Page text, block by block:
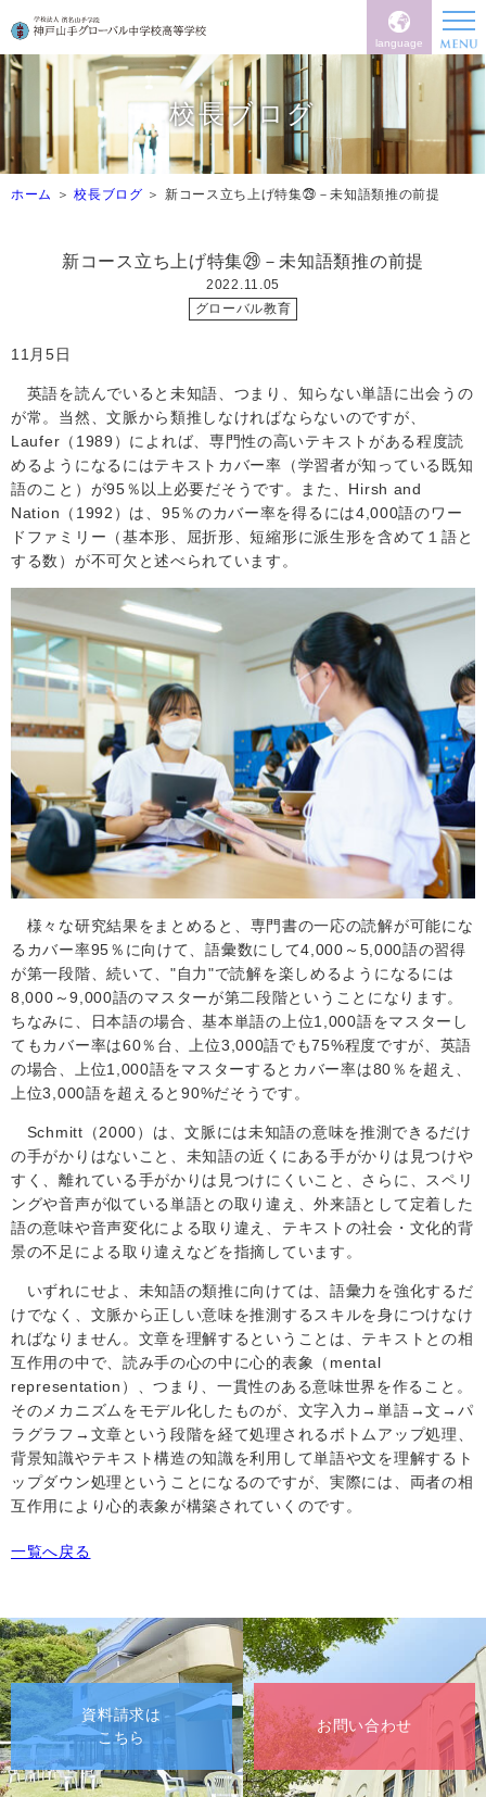
language
校長ブログ
ホーム 校長ブログ 新コース立ち上げ特集㉙－未知語類推の前提
新コース立ち上げ特集㉙－未知語類推の前提
2022.11.05
グローバル教育
11月5日
英語を読んでいると未知語、つまり、知らない単語に出会うの
が常。当然、文脈から類推しなければならないのですが、
Laufer （ 1989 ）によれば、専門性の高いテキストがある程度読
めるようになるにはテキストカバー率（学習者が知っている既知
語のこと）が95％以上必要だそうです。また、 Hirsh and
Nation （ 1992 ）は、 95％のカバー率を得るには4,000語のワー
ドファミリー（基本形、屈折形、短縮形に派生形を含めて１語と
する数）が不可欠と述べられています。
様々な研究結果をまとめると、専門書の一応の読解が可能にな
るカバー率95％に向けて、語彙数にして4,000 ～ 5,000語の習得
が第一段階、続いて、"自力"で読解を楽しめるようになるには
8,000 ～9,000語のマスターが第二段階ということになります。
ちなみに、日本語の場合、基本単語の上位1,000語をマスターし
てもカバー率は60％台、上位3,000語でも75%程度ですが、英語
の場合、上位1,000語をマスターするとカバー率は80％を超え、
上位3,000語を超えると90%だそうです。
Schmitt （2000）は、文脈には未知語の意味を推測できるだけ
の手がかりはないこと、未知語の近くにある手がかりは見つけや
すく、離れている手がかりは見つけにくいこと、さらに、スペリ
ングや音声が似ている単語との取り違え、外来語として定着した
語の意味や音声変化による取り違え、テキストの社会・文化的背
景の不足による取り違えなどを指摘しています。
いずれにせよ、未知語の類推に向けては、語彙力を強化するだ
けでなく、文脈から正しい意味を推測するスキルを身につけなけ
ればなりません。文章を理解するということは、テキストとの相
互作用の中で、読み手の心の中に心的表象（ mental
representation ）、つまり、一貫性のある意味世界を作ること。
そのメカニズムをモデル化したものが、文字入力→単語→文→パ
ラグラフ→文章という段階を経て処理されるボトムアップ処理、
背景知識やテキスト構造の知識を利用して単語や文を理解するト
ップダウン処理ということになるのですが、実際には、両者の相
互作用により心的表象が構築されていくのです。
一覧へ戻る
資料請求は
こちら
お問い合わせ